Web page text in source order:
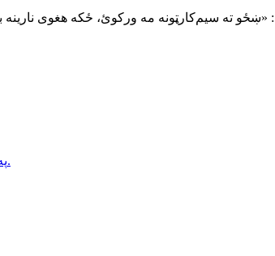
«ښځو ته سیم‌کارټونه مه ورکوئ، ځکه هغوی
په بدخشان كې د طلوع نيوز خبريال د طالبانو له لوري نيول شوى.